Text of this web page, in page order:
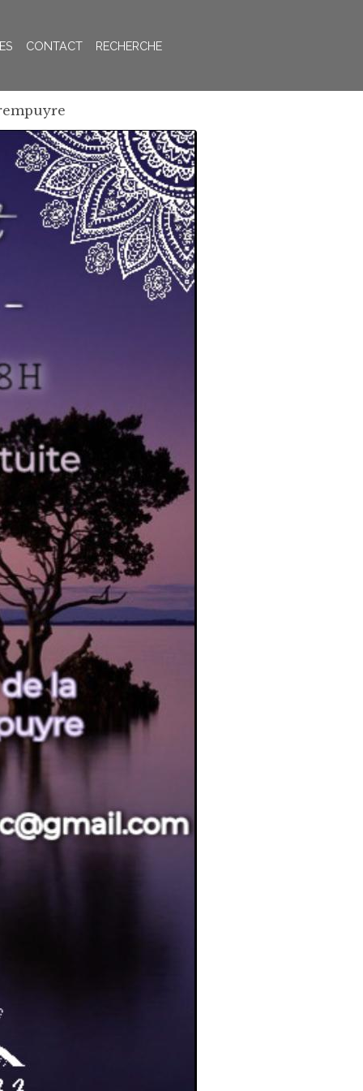
CONTACT RECHERCHE